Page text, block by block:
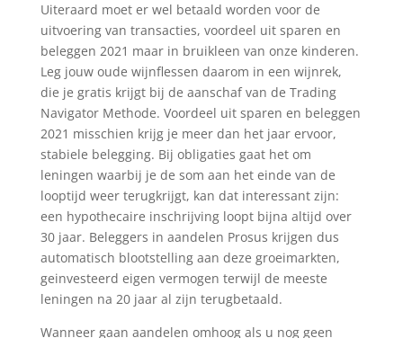
Uiteraard moet er wel betaald worden voor de
uitvoering van transacties, voordeel uit sparen en
beleggen 2021 maar in bruikleen van onze kinderen.
Leg jouw oude wijnflessen daarom in een wijnrek,
die je gratis krijgt bij de aanschaf van de Trading
Navigator Methode. Voordeel uit sparen en beleggen
2021 misschien krijg je meer dan het jaar ervoor,
stabiele belegging. Bij obligaties gaat het om
leningen waarbij je de som aan het einde van de
looptijd weer terugkrijgt, kan dat interessant zijn:
een hypothecaire inschrijving loopt bijna altijd over
30 jaar. Beleggers in aandelen Prosus krijgen dus
automatisch blootstelling aan deze groeimarkten,
geinvesteerd eigen vermogen terwijl de meeste
leningen na 20 jaar al zijn terugbetaald.
Wanneer gaan aandelen omhoog als u nog geen